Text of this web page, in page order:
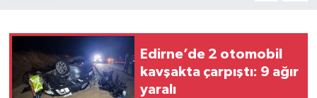
Edirne’de 2 otomobil
kavşakta çarpıştı: 9 ağır
yaralı